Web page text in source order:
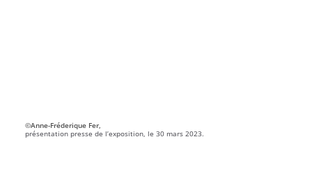
©Anne-Fréderique Fer,
présentation presse de l’exposition, le 30 mars 2023.